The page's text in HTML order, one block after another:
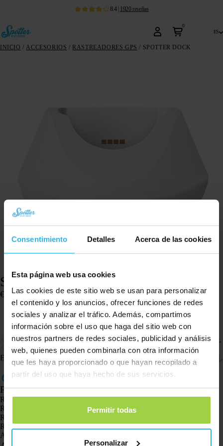
Consentimiento Detalles Acerca de las cookies
Esta página web usa cookies
Las cookies de este sitio web se usan para personalizar
el contenido y los anuncios, ofrecer funciones de redes
sociales y analizar el tráfico. Además, compartimos
información sobre el uso que haga del sitio web con
nuestros partners de redes sociales, publicidad y análisis
web, quienes pueden combinarla con otra información
que les haya proporcionado o que hayan recopilado a
partir del uso que haya hecho de sus servicios.
Permitir todas
Personalizar
8.4| 1920 reseñas
0
es
INICIO / ACCESORIOS / RASTREADORES GPS / SPOTTER DOCK
Spotter Dock
€ 16,95
Hay existencias
Añadir al carrito
Carga fácilmente el localizador GPS Spotter X10 con el Spotter Dock.
Coloca el localizador en posición vertical en la base.
Envío y devoluciones
Productos
Rastreador GPS Spotter X10
Reloj GPS Spotter Senior
Reloj GPS Spotter Explorer
Reloj GPS Spotter para niños
Animal Spotter